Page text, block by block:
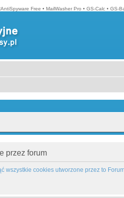
Free • MailWasher Pro • GS-Calc • GS-
przez forum
wszystkie cookies utworzone przez to